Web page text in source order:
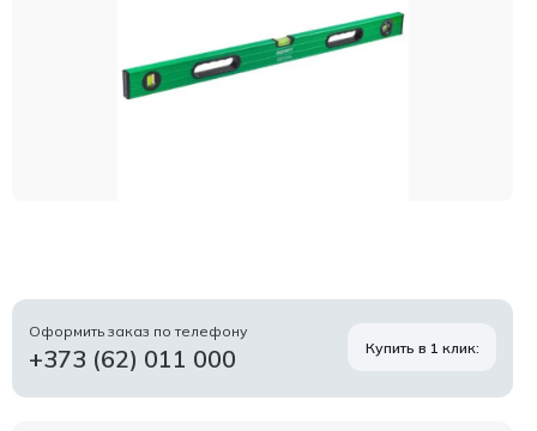
Оформить заказ по телефону
+373 (62) 011 000 Купить в 1 клик: